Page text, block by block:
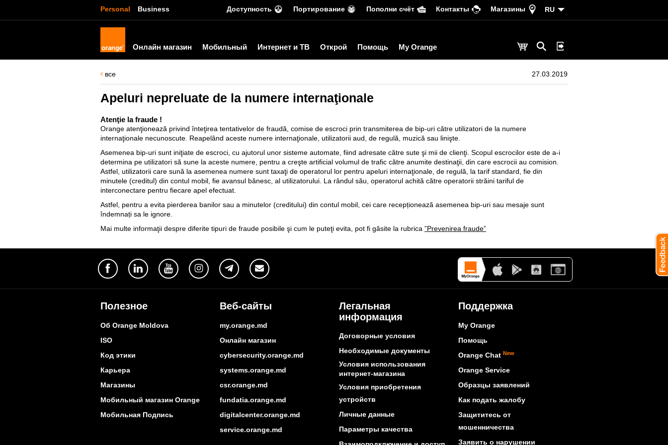
Personal Business Доступность Портирование Пополни счёт Контакты Магазины RU
Онлайн магазин Мобильный Интернет и ТВ Открой Помощь My Orange
все 27.03.2019
Apeluri nepreluate de la numere internaţionale
Atenţie la fraude !
Orange atenţionează privind înteţirea tentativelor de fraudă, comise de escroci prin transmiterea de bip-uri către utilizatori de la numere
internaţionale necunoscute. Reapelând aceste numere internaţionale, utilizatorii aud, de regulă, muzică sau linişte.
Asemenea bip-uri sunt iniţiate de escroci, cu ajutorul unor sisteme automate, fiind adresate către sute şi mii de clienţi. Scopul escrocilor este de a-i
determina pe utilizatori să sune la aceste numere, pentru a creşte artificial volumul de trafic către anumite destinaţii, din care escrocii au comision.
Astfel, utilizatorii care sună la asemenea numere sunt taxaţi de operatorul lor pentru apeluri internaţionale, de regulă, la tarif standard, fie din
minutele (creditul) din contul mobil, fie avansul bănesc, al utilizatorului. La rândul său, operatorul achită către operatorii străini tariful de
interconectare pentru fiecare apel efectuat.
Astfel, pentru a evita pierderea banilor sau a minutelor (creditului) din contul mobil, cei care recepționează asemenea bip-uri sau mesaje sunt
îndemnați sa le ignore.
Mai multe informaţii despre diferite tipuri de fraude posibile şi cum le puteţi evita, pot fi găsite la rubrica ”Prevenirea fraude”
Полезное
Об Orange Moldova
ISO
Код этики
Карьера
Магазины
Мобильный магазин Orange
Мобильная Подпись
Веб-сайты
my.orange.md
Онлайн магазин
cybersecurity.orange.md
systems.orange.md
csr.orange.md
fundatia.orange.md
digitalcenter.orange.md
service.orange.md
Легальная
информация
Договорные условия
Необходимые документы
Условия использования
интернет-магазина
Условия приобретения
устройств
Личные данные
Параметры качества
Поддержка
My Orange
Помощь
Orange Chat New
Orange Service
Образцы заявлений
Как подать жалобу
Защититесь от
мошенничества
Заявить о нарушении